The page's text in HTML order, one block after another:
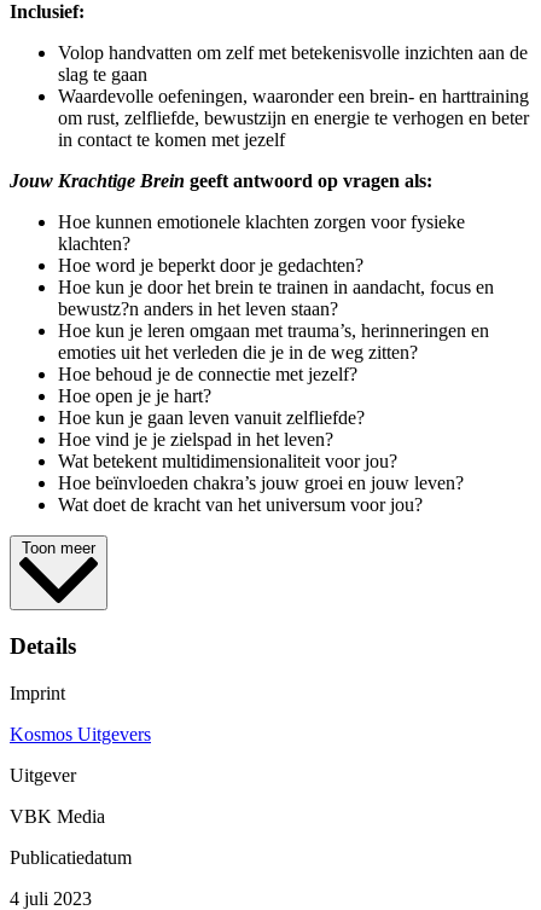
Inclusief:
Volop handvatten om zelf met betekenisvolle inzichten aan de
slag te gaan
Waardevolle oefeningen, waaronder een brein- en harttraining
om rust, zelfliefde, bewustzijn en energie te verhogen en beter
in contact te komen met jezelf
Jouw Krachtige Brein geeft antwoord op vragen als:
Hoe kunnen emotionele klachten zorgen voor fysieke
klachten?
Hoe word je beperkt door je gedachten?
Hoe kun je door het brein te trainen in aandacht, focus en
bewustz?n anders in het leven staan?
Hoe kun je leren omgaan met trauma’s, herinneringen en
emoties uit het verleden die je in de weg zitten?
Hoe behoud je de connectie met jezelf?
Hoe open je je hart?
Hoe kun je gaan leven vanuit zelfliefde?
Hoe vind je je zielspad in het leven?
Wat betekent multidimensionaliteit voor jou?
Hoe beïnvloeden chakra’s jouw groei en jouw leven?
Wat doet de kracht van het universum voor jou?
Toon meer
Details
Imprint
Kosmos Uitgevers
Uitgever
VBK Media
Publicatiedatum
4 juli 2023